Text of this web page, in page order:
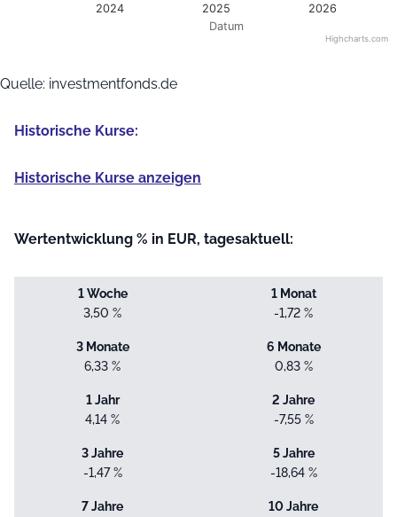
Datum
2024 2025 2026
Highcharts.com
Quelle: investmentfonds.de
Historische Kurse:
Historische Kurse anzeigen
Wertentwicklung % in EUR, tagesaktuell:
1 Woche
3,50 %
1 Monat
-1,72 %
3 Monate
6,33 %
6 Monate
0,83 %
1 Jahr
4,14 %
2 Jahre
-7,55 %
3 Jahre
-1,47 %
5 Jahre
-18,64 %
7 Jahre
10 Jahre